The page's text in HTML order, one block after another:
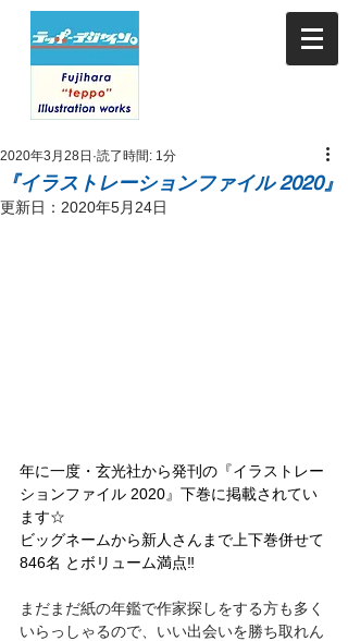
『イラストレーションファイル 2020』
2020年3月28日 読了時間: 1分
更新日： 2020年5月24日
年に一度・玄光社から発刊の『イラストレー
ションファイル 2020』下巻に掲載されてい
ます☆
ビッグネームから新人さんまで上下巻併せて
846名 とボリューム満点‼️
まだまだ紙の年鑑で作家探しをする方も多く
いらっしゃるので、いい出会いを勝ち取れん